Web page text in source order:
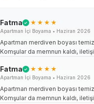
Fatma ✓ ★★★★
Apartman İçi Boyama • Haziran 2026
Apartman merdiven boyası temiz
Komşular da memnun kaldı,
Fatma ✓ ★★★★
Apartman İçi Boyama • Haziran 2026
Apartman merdiven boyası temiz
Komşular da memnun kaldı,